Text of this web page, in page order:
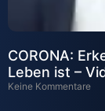
CORONA:
Leben ist –
Keine Kommentare